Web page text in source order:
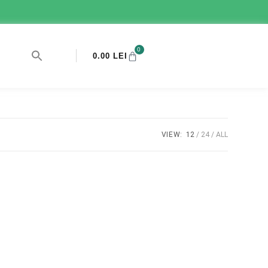
0.00 LEI
0
VIEW: 12 24 ALL